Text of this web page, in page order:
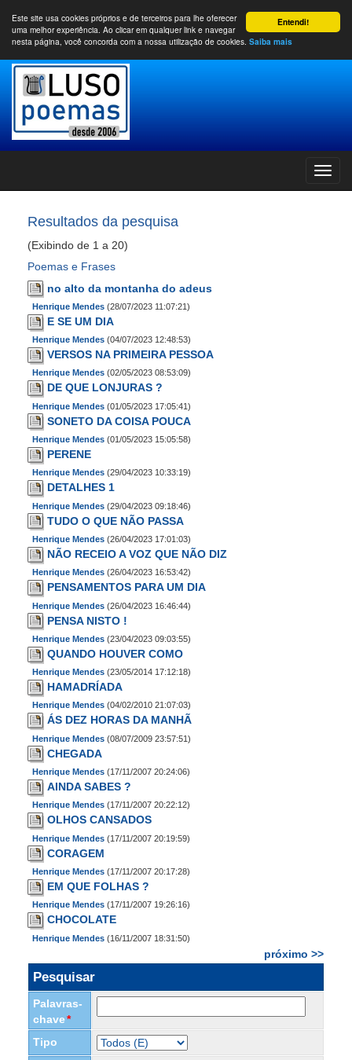
Entendi!
Este site usa cookies próprios e de terceiros para lhe oferecer
uma melhor experiência. Ao clicar em qualquer link e navegar
nesta página, você concorda com a nossa utilização de cookies. Saiba mais
Resultados da pesquisa
(Exibindo de 1 a 20)
Poemas e Frases
no alto da montanha do adeus
Henrique Mendes (28/07/2023 11:07:21)
E SE UM DIA
Henrique Mendes (04/07/2023 12:48:53)
VERSOS NA PRIMEIRA PESSOA
Henrique Mendes (02/05/2023 08:53:09)
DE QUE LONJURAS ?
Henrique Mendes (01/05/2023 17:05:41)
SONETO DA COISA POUCA
Henrique Mendes (01/05/2023 15:05:58)
PERENE
Henrique Mendes (29/04/2023 10:33:19)
DETALHES 1
Henrique Mendes (29/04/2023 09:18:46)
TUDO O QUE NÃO PASSA
Henrique Mendes (26/04/2023 17:01:03)
NÃO RECEIO A VOZ QUE NÃO DIZ
Henrique Mendes (26/04/2023 16:53:42)
PENSAMENTOS PARA UM DIA
Henrique Mendes (26/04/2023 16:46:44)
PENSA NISTO !
Henrique Mendes (23/04/2023 09:03:55)
QUANDO HOUVER COMO
Henrique Mendes (23/05/2014 17:12:18)
HAMADRÍADA
Henrique Mendes (04/02/2010 21:07:03)
ÁS DEZ HORAS DA MANHÃ
Henrique Mendes (08/07/2009 23:57:51)
CHEGADA
Henrique Mendes (17/11/2007 20:24:06)
AINDA SABES ?
Henrique Mendes (17/11/2007 20:22:12)
OLHOS CANSADOS
Henrique Mendes (17/11/2007 20:19:59)
CORAGEM
Henrique Mendes (17/11/2007 20:17:28)
EM QUE FOLHAS ?
Henrique Mendes (17/11/2007 19:26:16)
CHOCOLATE
Henrique Mendes (16/11/2007 18:31:50)
próximo >>
Pesquisar
Palavras-
chave*
Tipo